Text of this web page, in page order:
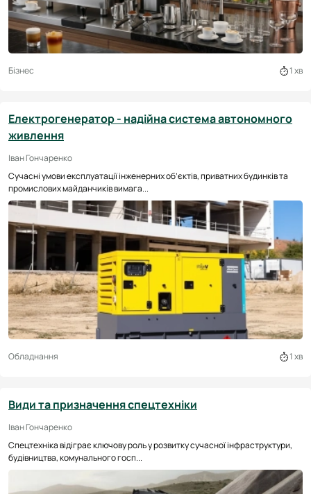
Бізнес 1 хв
Електрогенератор - надійна система автономного
живлення
Іван Гончаренко
Сучасні умови експлуатації інженерних об’єктів, приватних будинків та
промислових майданчиків вимага...
Обладнання 1 хв
Види та призначення спецтехніки
Іван Гончаренко
Спецтехніка відіграє ключову роль у розвитку сучасної інфраструктури,
будівництва, комунального госп...